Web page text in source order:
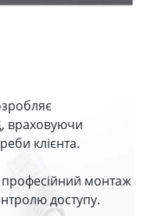
враховуючи
клієнта.
монтаж
доступу.